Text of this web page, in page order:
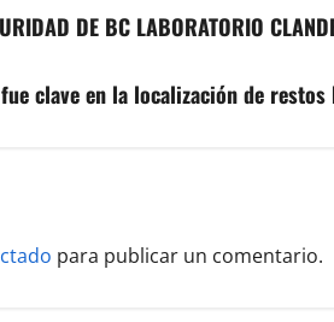
DE BC LABORATORIO
clave en la localización de restos
para publicar un comentario.